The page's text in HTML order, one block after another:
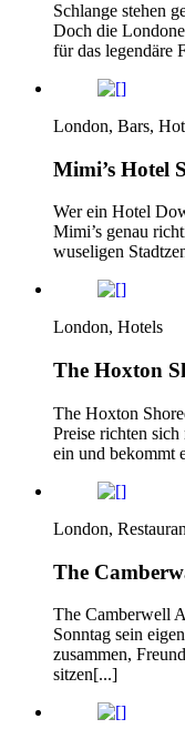
Schlange stehen
Doch die
für das legendäre
London, Bars,
Mimi’s Hotel
Wer ein Hotel
Mimi’s genau
wuseligen
London, Hotels
The Hoxton
The Hoxton
Preise richten
ein und bekommt
London,
The
The Camberwell
Sonntag sein
zusammen,
sitzen[...]